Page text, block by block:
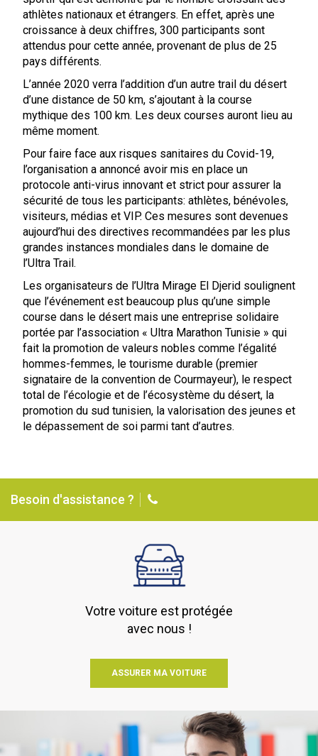
athlètes nationaux et étrangers. En effet, après une
croissance à deux chiffres, 300 participants sont
attendus pour cette année, provenant de plus de 25
pays différents.
L’année 2020 verra l’addition d’un autre trail du désert
d’une distance de 50 km, s’ajoutant à la course
mythique des 100 km. Les deux courses auront lieu au
même moment.
Pour faire face aux risques sanitaires du Covid-19,
l’organisation a annoncé avoir mis en place un
protocole anti-virus innovant et strict pour assurer la
sécurité de tous les participants: athlètes, bénévoles,
visiteurs, médias et VIP. Ces mesures sont devenues
aujourd’hui des directives recommandées par les plus
grandes instances mondiales dans le domaine de
l’Ultra Trail.
Les organisateurs de l’Ultra Mirage El Djerid soulignent
que l’événement est beaucoup plus qu’une simple
course dans le désert mais une entreprise solidaire
portée par l’association « Ultra Marathon Tunisie » qui
fait la promotion de valeurs nobles comme l’égalité
hommes-femmes, le tourisme durable (premier
signataire de la convention de Courmayeur), le respect
total de l’écologie et de l’écosystème du désert, la
promotion du sud tunisien, la valorisation des jeunes et
le dépassement de soi parmi tant d’autres.
Besoin d'assistance ?
Votre voiture est protégée
avec nous !
ASSURER MA VOITURE